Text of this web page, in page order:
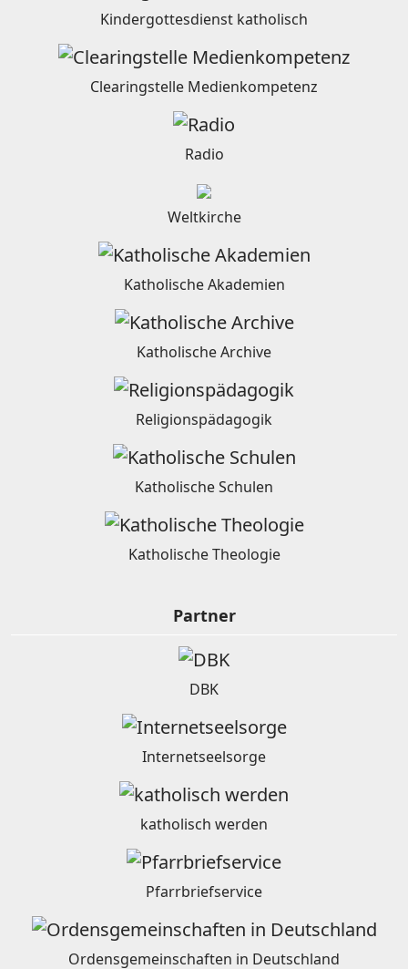
Kindergottesdienst katholisch
Clearingstelle Medienkompetenz
Radio
Weltkirche
Katholische Akademien
Katholische Archive
Religionspädagogik
Katholische Schulen
Katholische Theologie
Partner
DBK
Internetseelsorge
katholisch werden
Pfarrbriefservice
Ordensgemeinschaften in Deutschland